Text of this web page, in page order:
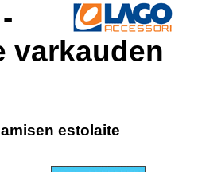
varkauden
estolaite